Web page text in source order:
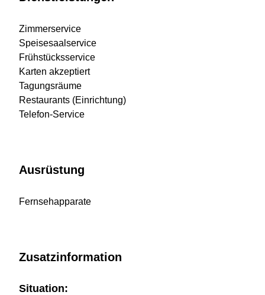
Zimmerservice
Speisesaalservice
Frühstücksservice
Karten akzeptiert
Tagungsräume
Restaurants (Einrichtung)
Telefon-Service
Ausrüstung
Fernsehapparate
Zusatzinformation
Situation: